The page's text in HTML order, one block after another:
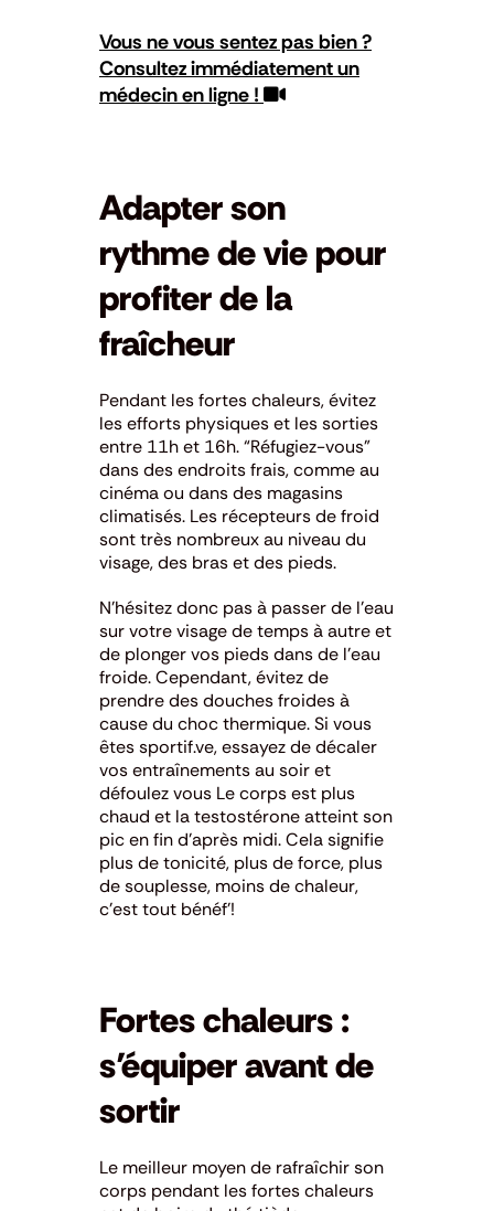
Vous ne vous sentez pas bien ?
Consultez immédiatement un
médecin en ligne !
Adapter son
rythme de vie pour
profiter de la
fraîcheur
Pendant les fortes chaleurs, évitez
les efforts physiques et les sorties
entre 11h et 16h. “Réfugiez-vous”
dans des endroits frais, comme au
cinéma ou dans des magasins
climatisés. Les récepteurs de froid
sont très nombreux au niveau du
visage, des bras et des pieds.
N’hésitez donc pas à passer de l’eau
sur votre visage de temps à autre et
de plonger vos pieds dans de l’eau
froide. Cependant, évitez de
prendre des douches froides à
cause du choc thermique. Si vous
êtes sportif.ve, essayez de décaler
vos entraînements au soir et
défoulez vous Le corps est plus
chaud et la testostérone atteint son
pic en fin d’après midi. Cela signifie
plus de tonicité, plus de force, plus
de souplesse, moins de chaleur,
c’est tout bénéf’!
Fortes chaleurs :
s’équiper avant de
sortir
Le meilleur moyen de rafraîchir son
corps pendant les fortes chaleurs